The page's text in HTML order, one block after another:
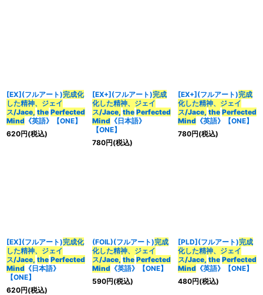
[EX](フルアート)完成化
した精神、ジェイ
ス/Jace, the Perfected
Mind 《英語》【ONE】
620円(税込)
[EX+](フルアート)完成
化した精神、ジェイ
ス/Jace, the Perfected
Mind《日本語》
【ONE】
780円(税込)
[EX+](フルアート)完成
化した精神、ジェイ
ス/Jace, the Perfected
Mind《英語》【ONE】
780円(税込)
[EX](フルアート)完成化
した精神、ジェイ
ス/Jace, the Perfected
Mind 《日本語》
【ONE】
620円(税込)
(FOIL)(フルアート)完成
化した精神、ジェイ
ス/Jace, the Perfected
Mind《英語》【ONE】
590円(税込)
[PLD](フルアート)完成
化した精神、ジェイ
ス/Jace, the Perfected
Mind《英語》【ONE】
480円(税込)